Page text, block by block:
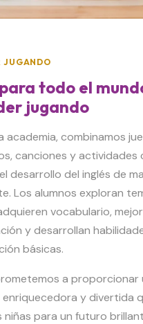
JUGANDO
todo el
jugando
academia, combinamos
canciones y actividades
desarrollo del inglés de
Los alumnos exploran
vocabulario,
y desarrollan
básicas.
a proporcionar
y divertida
niñas para un futuro